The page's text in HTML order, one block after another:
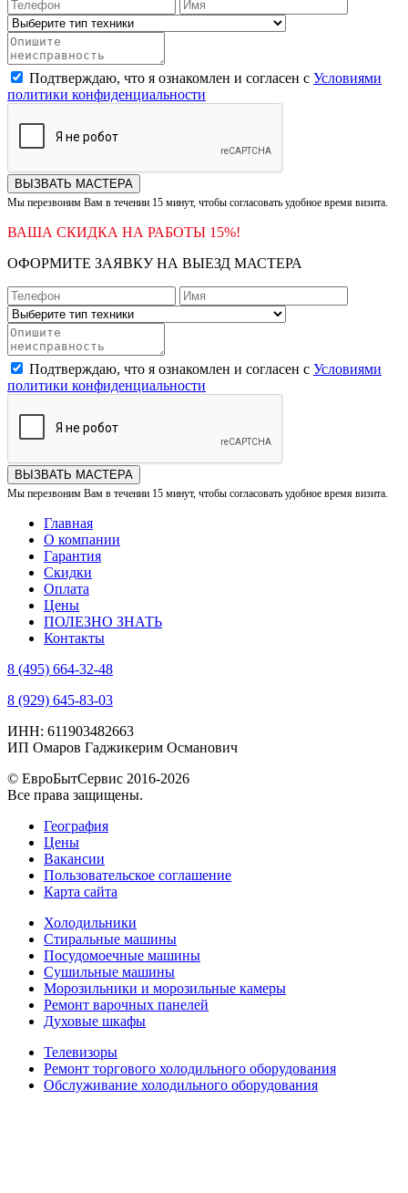
Подтверждаю, что я ознакомлен и согласен с Условиями
политики конфиденциальности
ВЫЗВАТЬ МАСТЕРА
Мы перезвоним Вам в течении 15 минут, чтобы согласовать удобное время визита.
ВАША СКИДКА НА РАБОТЫ 15%!
ОФОРМИТЕ ЗАЯВКУ НА ВЫЕЗД МАСТЕРА
Подтверждаю, что я ознакомлен и согласен с Условиями
политики конфиденциальности
ВЫЗВАТЬ МАСТЕРА
Мы перезвоним Вам в течении 15 минут, чтобы согласовать удобное время визита.
Главная
О компании
Гарантия
Скидки
Оплата
Цены
ПОЛЕЗНО ЗНАТЬ
Контакты
8 (495) 664-32-48
8 (929) 645-83-03
ИНН: 611903482663
ИП Омаров Гаджикерим Османович
© ЕвроБытСервис 2016-2026
Все права защищены.
География
Цены
Вакансии
Пользовательское соглашение
Карта сайта
Холодильники
Стиральные машины
Посудомоечные машины
Сушильные машины
Морозильники и морозильные камеры
Ремонт варочных панелей
Духовые шкафы
Телевизоры
Ремонт торгового холодильного оборудования
Обслуживание холодильного оборудования